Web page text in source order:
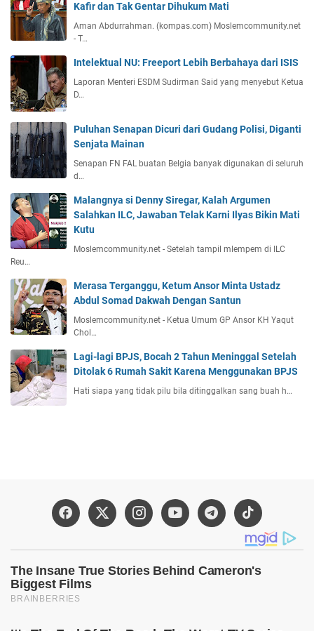
Kafir dan Tak Gentar Dihukum Mati
Aman Abdurrahman. (kompas.com) Moslemcommunity.net
- T…
Intelektual NU: Freeport Lebih Berbahaya dari ISIS
Laporan Menteri ESDM Sudirman Said yang menyebut Ketua
D…
Puluhan Senapan Dicuri dari Gudang Polisi, Diganti
Senjata Mainan
Senapan FN FAL buatan Belgia banyak digunakan di seluruh
d…
Malangnya si Denny Siregar, Kalah Argumen
Salahkan ILC, Jawaban Telak Karni Ilyas Bikin Mati
Kutu
Moslemcommunity.net - Setelah tampil mlempem di ILC
Reu…
Merasa Terganggu, Ketum Ansor Minta Ustadz
Abdul Somad Dakwah Dengan Santun
Moslemcommunity.net - Ketua Umum GP Ansor KH Yaqut
Chol…
Lagi-lagi BPJS, Bocah 2 Tahun Meninggal Setelah
Ditolak 6 Rumah Sakit Karena Menggunakan BPJS
Hati siapa yang tidak pilu bila ditinggalkan sang buah h…